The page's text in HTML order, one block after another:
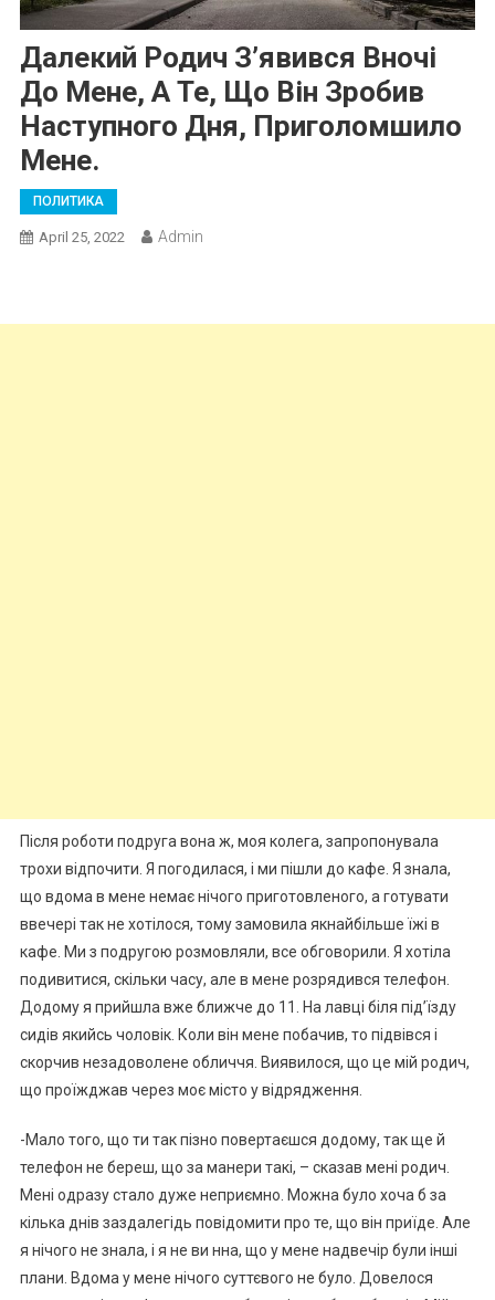
Далекий Родич З’явився Вночі
До Мене, А Те, Що Він Зробив
Наступного Дня, Приголомшило
Мене.
ПОЛИТИКА
April 25, 2022 Admin
Після роботи подруга вона ж, моя колега, запропонувала
трохи відпочити. Я погодилася, і ми пішли до кафе. Я знала,
що вдома в мене немає нічого приготовленого, а готувати
ввечері так не хотілося, тому замовила якнайбільше їжі в
кафе. Ми з подругою розмовляли, все обговорили. Я хотіла
подивитися, скільки часу, але в мене розрядився телефон.
Додому я прийшла вже ближче до 11. На лавці біля під’їзду
сидів якийсь чоловік. Коли він мене побачив, то підвівся і
скорчив незадоволене обличчя. Виявилося, що це мій родич,
що проїжджав через моє місто у відрядження.
-Мало того, що ти так пізно повертаєшся додому, так ще й
телефон не береш, що за манери такі, – сказав мені родич.
Мені одразу стало дуже неприємно. Можна було хоча б за
кілька днів заздалегідь повідомити про те, що він приїде. Але
я нічого не знала, і я не ви нна, що у мене надвечір були інші
плани. Вдома у мене нічого суттєвого не було. Довелося